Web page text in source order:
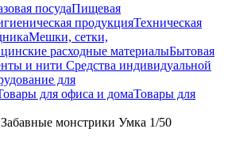
посудаПищевая
продукцияТехническая
Мешки, сетки,
расходные материалыБытовая
и нити Средства индивидуальной
для
для офиса и домаТовары для
монстрики Умка 1/50